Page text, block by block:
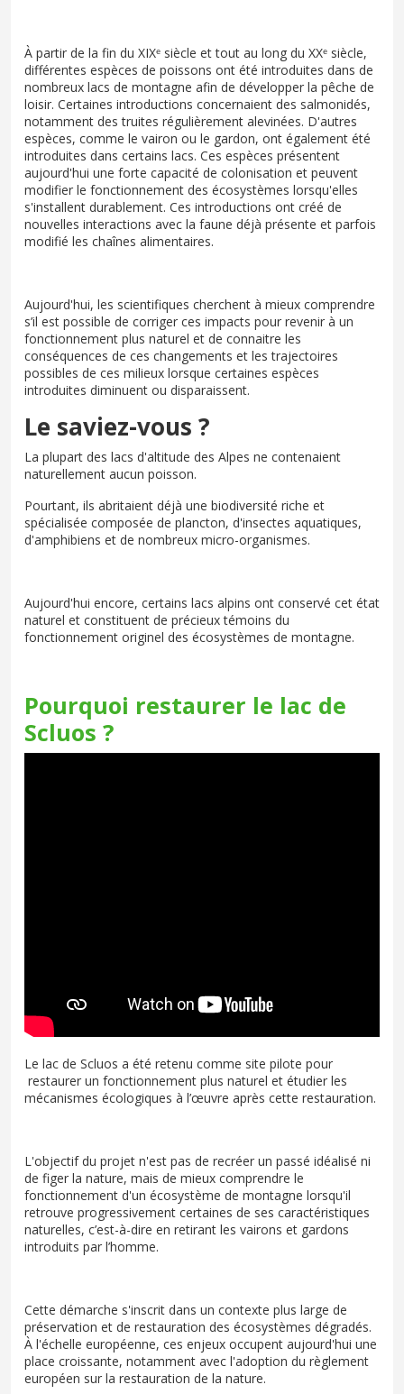
À partir de la fin du XIXᵉ siècle et tout au long du XXᵉ siècle,
différentes espèces de poissons ont été introduites dans de
nombreux lacs de montagne afin de développer la pêche de
loisir. Certaines introductions concernaient des salmonidés,
notamment des truites régulièrement alevinées. D'autres
espèces, comme le vairon ou le gardon, ont également été
introduites dans certains lacs. Ces espèces présentent
aujourd'hui une forte capacité de colonisation et peuvent
modifier le fonctionnement des écosystèmes lorsqu'elles
s'installent durablement. Ces introductions ont créé de
nouvelles interactions avec la faune déjà présente et parfois
modifié les chaînes alimentaires.
Aujourd'hui, les scientifiques cherchent à mieux comprendre
s’il est possible de corriger ces impacts pour revenir à un
fonctionnement plus naturel et de connaitre les
conséquences de ces changements et les trajectoires
possibles de ces milieux lorsque certaines espèces
introduites diminuent ou disparaissent.
Le saviez-vous ?
La plupart des lacs d'altitude des Alpes ne contenaient
naturellement aucun poisson.
Pourtant, ils abritaient déjà une biodiversité riche et
spécialisée composée de plancton, d'insectes aquatiques,
d'amphibiens et de nombreux micro-organismes.
Aujourd'hui encore, certains lacs alpins ont conservé cet état
naturel et constituent de précieux témoins du
fonctionnement originel des écosystèmes de montagne.
Pourquoi restaurer le lac de
Scluos ?
Le lac de Scluos a été retenu comme site pilote pour
restaurer un fonctionnement plus naturel et étudier les
mécanismes écologiques à l’œuvre après cette restauration.
L'objectif du projet n'est pas de recréer un passé idéalisé ni
de figer la nature, mais de mieux comprendre le
fonctionnement d'un écosystème de montagne lorsqu'il
retrouve progressivement certaines de ses caractéristiques
naturelles, c’est-à-dire en retirant les vairons et gardons
introduits par l’homme.
Cette démarche s'inscrit dans un contexte plus large de
préservation et de restauration des écosystèmes dégradés.
À l'échelle européenne, ces enjeux occupent aujourd'hui une
place croissante, notamment avec l'adoption du règlement
européen sur la restauration de la nature.